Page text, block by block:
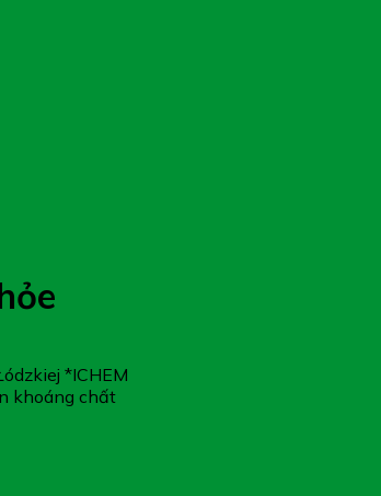
*ICHEM
khoáng chất